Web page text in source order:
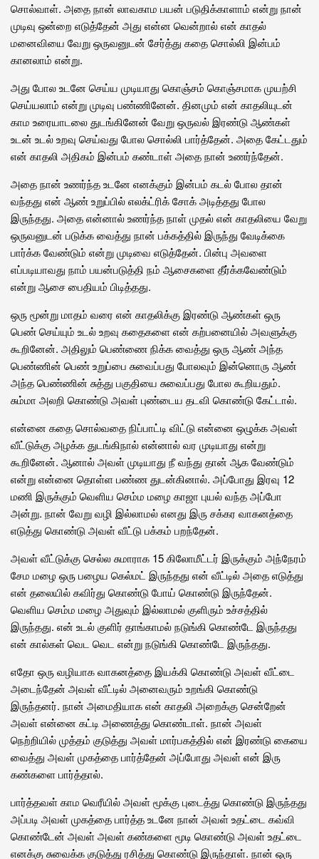
சொல்வாள். அதை நான் லாவகாம பயன் படுதிக்காளாம் என்று நான்
முடிவு ஒன்றை எடுத்தேன் அது என்ன வென்றால் என் காதல்
மனைவியை வேறு ஒருவனுடன் சேர்த்து கதை சொல்லி இன்பம்
கானலாம் என்று.
அது போல உடனே செய்ய முடியாது கொஞ்சம் கொஞ்சமாக முயற்சி
செய்யலாம் என்று முடிவு பண்ணினேன். தினமும் என் காதலியுடன்
காம உரையாடலை துடங்கினேன் வேறு ஒருவல் இரண்டு ஆண்கள்
உடன் உடல் உறவு செய்வது போல சொல்லி பார்த்தேன். அதை கேட்டதும்
என் காதலி அதிகம் இன்பம் கண்டாள் அதை நான் உணர்ந்தேன்.
அதை நான் உணர்ந்த உடனே எனக்கும் இன்பம் கடல் போல தான்
வந்தது என் ஆண் உறுப்பில் எலக்ட்ரிக் சோக் அடித்தது போல
இருந்தது. அதை என்னால் உணர்ந்த நாள் முதல் என் காதலியை வேறு
ஒருவனுடன் படுக்க வைத்து நான் பக்கத்தில் இருந்து வேடிக்கை
பார்க்க வேண்டும் என்று முடிவை எடுத்தேன். பின்பு அவளை
எப்படியாவது நாம் பயன்படுத்தி நம் ஆசைகளை தீர்க்கவேண்டும்
என்று ஆசை பைதியம் பிடித்தது.
ஒரு மூன்று மாதம் வரை என் காதலிக்கு இரண்டு ஆண்கள் ஒரு
பெண் செய்யும் உடல் உறவு கதைகளை என் கற்பனையில் அவளுக்கு
கூறினேன். அதிலும் பெண்ணை நிக்க வைத்து ஒரு ஆண் அந்த
பெண்ணின் பெண் உறுப்பை சுவைப்பது போலவும் இன்னொரு ஆண்
அந்த பெண்ணின் சுத்து பகுதியை சுவைப்பது போல கூறியதும்.
சும்மா அலறி கொண்டு அவள் புண்டைய தடவி கொண்டு கேட்டால்.
என்னை கதை சொல்வதை நிப்பாட்டி விட்டு என்னை ஒழுக்க அவள்
வீட்டுக்கு அழக்க துடங்கிநால் என்னால் வர முடியாது என்று
கூறினேன். ஆனால் அவள் முடியாது நீ வந்து தான் ஆக வேண்டும்
என்று என்னை தொள்ள பண்ண துடன்கினால். அப்போது இரவு 12
மணி இருக்கும் வெளிய செம்ம மழை காஜா புயல் வந்த அப்போ
அன்று. நான் வேறு வழி இல்லாமல் எனது இரு சக்கர வாகனத்தை
எடுத்து கொண்டு அவள் வீட்டு பக்கம் பறந்தேன்.
அவள் வீட்டுக்கு செல்ல சுமாராக 15 கிலோமீட்டர் இருக்கும் அந்நேரம்
சேம மழை ஒரு பழைய கெல்மட் இருந்தது என் வீட்டில் அதை எடுத்து
என் தலையில் கவிர்து கொண்டு போய் கொண்டு இருந்தேன்.
வெளிய செம்ம மழை அதுவும் இல்லாமல் குளிரும் உச்சத்தில்
இருந்தது. என் உடல் குளிர் தாங்காமல் நடுங்கி கொண்டே இருந்தது
என் கால்கள் வெட வெட என்று நடுங்கி கொண்டே இருந்தது.
எதோ ஒரு வழியாக வாகனத்தை இயக்கி கொண்டு அவள் வீட்டை
அடைந்தேன் அவள் வீட்டில் அனைவரும் உறங்கி கொண்டு
இருந்தனர். நான் அமைதியாக என் காதலி அறைக்கு சென்றேன்
அவள் என்னை கட்டி அணைத்து கொண்டாள். நான் அவள்
நெற்றியில் முத்தம் குடுத்து அவள் மார்பகத்தில் என் இரண்டு கையை
வைத்து அவள் முகத்தை பார்த்தேன் அப்போது அவள் என் இரு
கண்களை பார்த்தால்.
பார்த்தவள் காம வெரீயில் அவள் மூக்கு புடைத்து கொண்டு இருந்தது
அப்படி அவள் முகத்தை பார்த்த உடனே நான் அவள் உதட்டை கவ்வி
கொண்டேன் அவள் அவள் கண்களை மூடி கொண்டு அவள் உதட்டை
எனக்கு சுவைக்க குடுத்து ரசித்து கொண்டு இருந்தாள். நான் ஒரு